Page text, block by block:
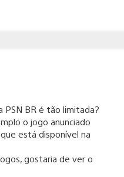
BR é tão limitada?
o jogo anunciado
está disponível na
gostaria de ver o